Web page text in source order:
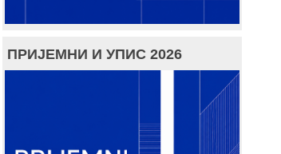
ПРИЈЕМНИ И УПИС 2026